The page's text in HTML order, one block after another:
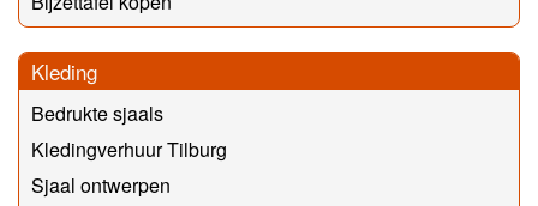
Kleding
Bedrukte sjaals
Kledingverhuur Tilburg
Sjaal ontwerpen